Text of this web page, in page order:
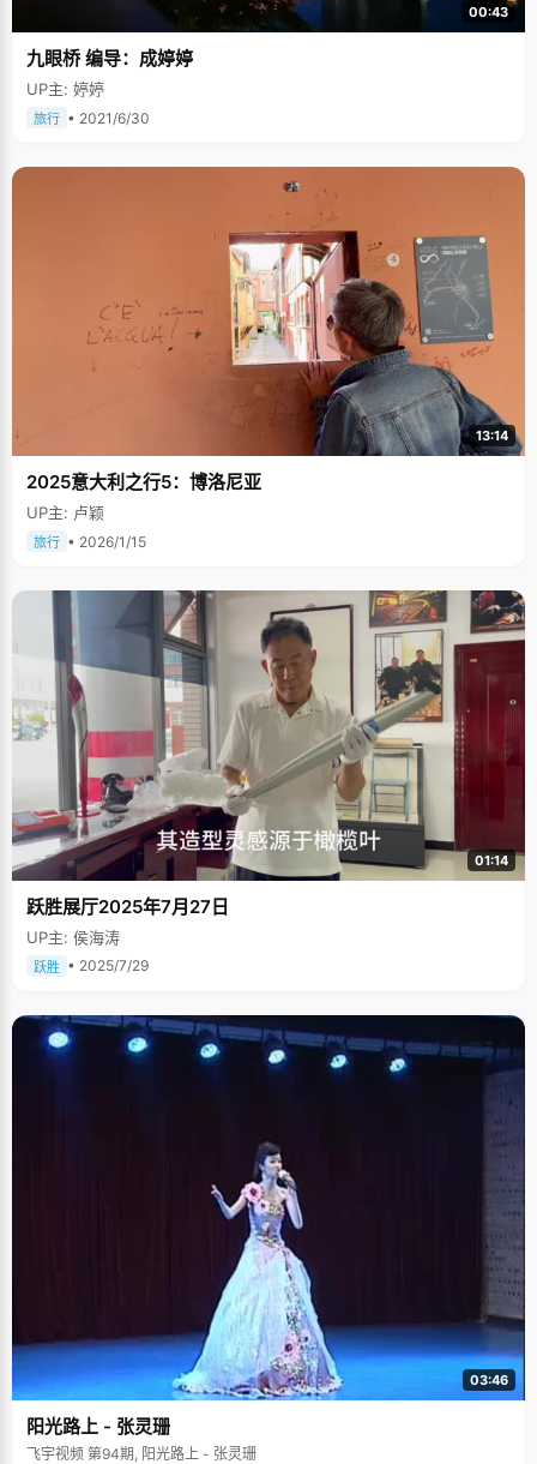
00:43
九眼桥 编导：成婷婷
UP主: 婷婷
旅行 • 2021/6/30
13:14
2025意大利之行5：博洛尼亚
UP主: 卢颖
旅行 • 2026/1/15
01:14
跃胜展厅2025年7月27日
UP主: 侯海涛
跃胜 • 2025/7/29
03:46
阳光路上 - 张灵珊
飞宇视频 第94期, 阳光路上 - 张灵珊